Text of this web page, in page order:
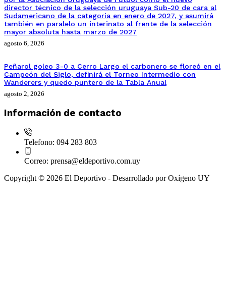
director técnico de la selección uruguaya Sub-20 de cara al
Sudamericano de la categoría en enero de 2027, y asumirá
también en paralelo un interinato al frente de la selección
mayor absoluta hasta marzo de 2027
agosto 6, 2026
Peñarol goleo 3-0 a Cerro Largo el carbonero se floreó en el
Campeón del Siglo, definirá el Torneo Intermedio con
Wanderers y quedo puntero de la Tabla Anual
agosto 2, 2026
Información de contacto
Telefono: 094 283 803
Correo: prensa@eldeportivo.com.uy
Copyright © 2026 El Deportivo - Desarrollado por Oxígeno UY